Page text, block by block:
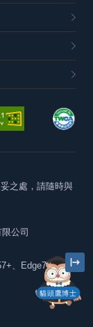
貓頭鷹博士
之處，請隨時與
公司
、Edge79+及